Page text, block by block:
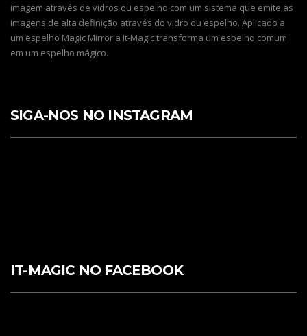
imagem através de vidros ou espelho com um sistema que emite as
imagens de alta definição através do vidro ou espelho. Aplicado a
um espelho Magic Mirror a It-Magic transforma um espelho comum
em um espelho mágico.
SIGA-NOS NO INSTAGRAM
IT-MAGIC NO FACEBOOK